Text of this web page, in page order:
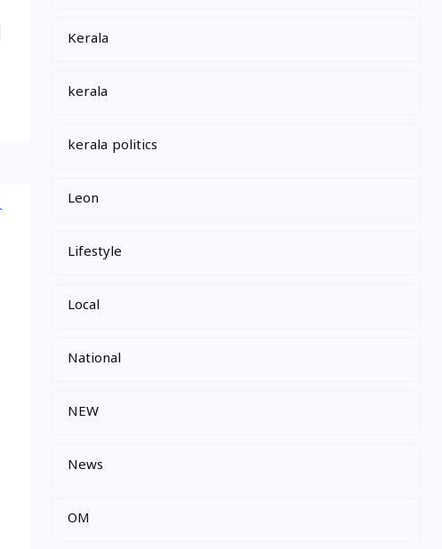
Kerala
kerala
kerala politics
Leon
Lifestyle
Local
National
NEW
News
OM